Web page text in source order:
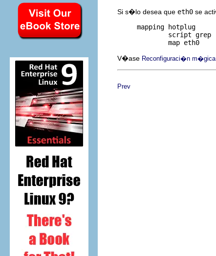
Si s�lo desea que eth0 se
     mapping hotplug
             script grep
V�ase Reconfiguraci�n
Prev